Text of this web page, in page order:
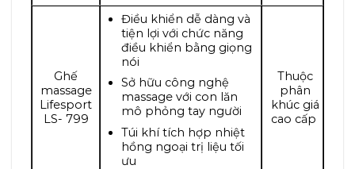
Ghế
massage
Lifesport
LS- 799
Điều khiển dễ dàng và
tiện lợi với chức năng
điều khiển bằng giọng
nói
Sở hữu công nghệ
massage với con lăn
mô phỏng tay người
Túi khí tích hợp nhiệt
hồng ngoại trị liệu tối
ưu
Thuộc
phân
khúc giá
cao cấp